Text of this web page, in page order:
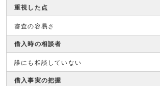
重視した点
審査の容易さ
借入時の相談者
誰にも相談していない
借入事実の把握